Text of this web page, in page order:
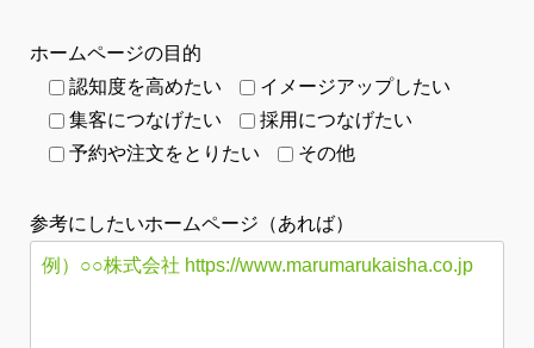
ホームページの目的
認知度を高めたい
イメージアップしたい
集客につなげたい
採用につなげたい
予約や注文をとりたい
その他
参考にしたいホームページ（あれば）